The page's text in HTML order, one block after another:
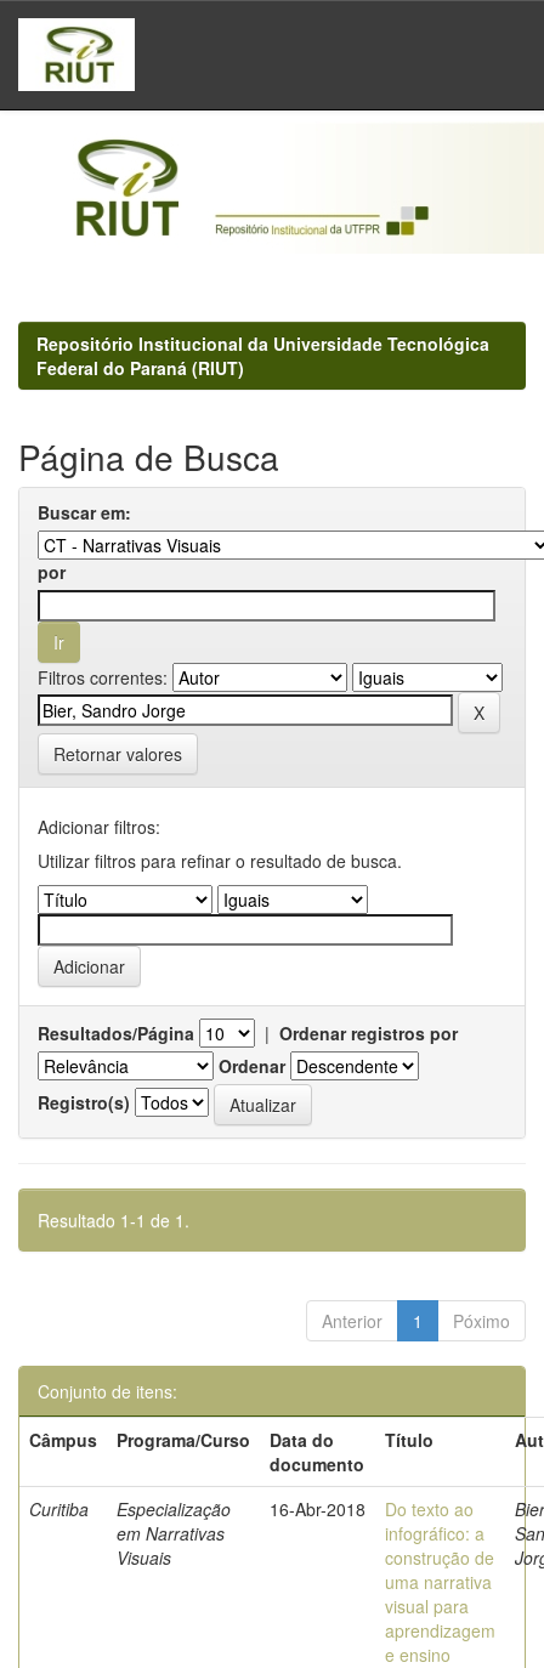
Skip
navigation
Repositório Institucional da Universidade Tecnológica
Federal do Paraná (RIUT)
Página de Busca
Buscar em:
por
Filtros correntes:
Retornar valores
Adicionar filtros:
Utilizar filtros para refinar o resultado de busca.
Resultados/Página | Ordenar registros por
Ordenar
Registro(s)
Resultado 1-1 de 1.
Anterior 1 Póximo
Conjunto de itens:
Câmpus
Programa/Curso
Data do
documento
Título
Curitiba
Especialização
em Narrativas
Visuais
16-Abr-2018
Do texto ao
infográfico: a
construção de
uma narrativa
visual para
aprendizagem
e ensino